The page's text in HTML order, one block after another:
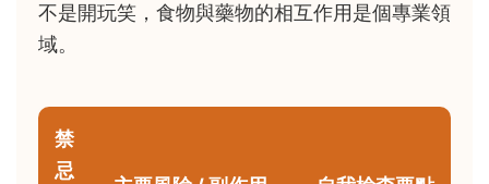
不是開玩笑，食物與藥物的相互作用是個專業領
域。
禁
忌